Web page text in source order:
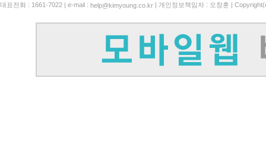
대표전화 : 1661-7022 | e-mail : help@kimyoung.co.kr | 개인정보책임자 : 오창훈 |